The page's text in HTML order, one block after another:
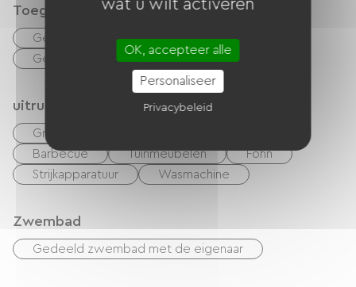
Toegankelijkheid
Geschikte accommodatie
Geschikte parkeerplaats
uitrusting
Gratis Wifi
Barbecue
Tuinmeubelen
Föhn
Strijkapparatuur
Wasmachine
Zwembad
Gedeeld zwembad met de eigenaar
wat u wilt activeren
OK, accepteer alle
Personaliseer
Privacybeleid